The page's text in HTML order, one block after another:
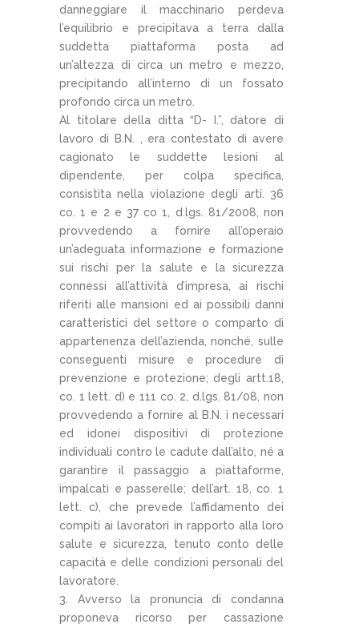
danneggiare il macchinario perdeva
l’equilibrio e precipitava a terra dalla
suddetta piattaforma posta ad
un’altezza di circa un metro e mezzo,
precipitando all’interno di un fossato
profondo circa un metro.
Al titolare della ditta “D- I.”, datore di
lavoro di B.N. , era contestato di avere
cagionato le suddette lesioni al
dipendente, per colpa specifica,
consistita nella violazione degli arti. 36
co. 1 e 2 e 37 co 1, d.lgs. 81/2008, non
provvedendo a fornire all’operaio
un’adeguata informazione e formazione
sui rischi per la salute e la sicurezza
connessi all’attività d’impresa, ai rischi
riferiti alle mansioni ed ai possibili danni
caratteristici del settore o comparto di
appartenenza dell’azienda, nonché, sulle
conseguenti misure e procedure di
prevenzione e protezione; degli artt.18,
co. 1 lett. d) e 111 co. 2, d.lgs. 81/08, non
provvedendo a fornire al B.N. i necessari
ed idonei dispositivi di protezione
individuali contro le cadute dall’alto, né a
garantire il passaggio a piattaforme,
impalcati e passerelle; dell’art. 18, co. 1
lett. c), che prevede l’affidamento dei
compiti ai lavoratori in rapporto alla loro
salute e sicurezza, tenuto conto delle
capacità e delle condizioni personali del
lavoratore.
Avverso la pronuncia di condanna
proponeva ricorso per cassazione